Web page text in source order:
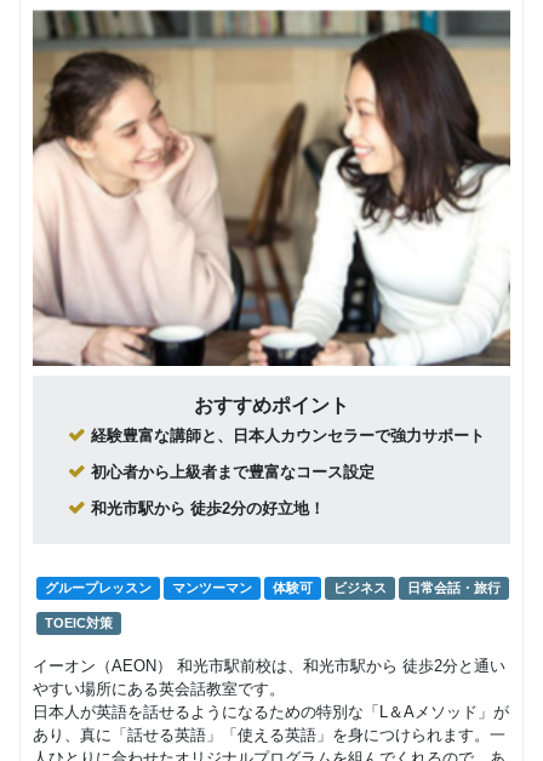
おすすめポイント
経験豊富な講師と、日本人カウンセラーで強力サポート
初心者から上級者まで豊富なコース設定
和光市駅から 徒歩2分の好立地！
グループレッスン マンツーマン 体験可 ビジネス 日常会話・旅行
TOEIC対策
イーオン（AEON） 和光市駅前校は、和光市駅から 徒歩2分と通い
やすい場所にある英会話教室です。
日本人が英語を話せるようになるための特別な「L＆Aメソッド」が
あり、真に「話せる英語」「使える英語」を身につけられます。一